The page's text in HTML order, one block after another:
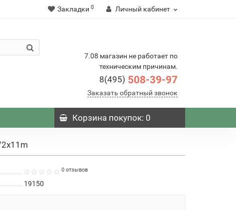
Закладки 0 Личный кабинет
7.08 магазин не работает по
техническим причинам.
8(495) 508-39-97
Заказать обратный звонок
Корзинапокупок: 0
0 отзывов
19150